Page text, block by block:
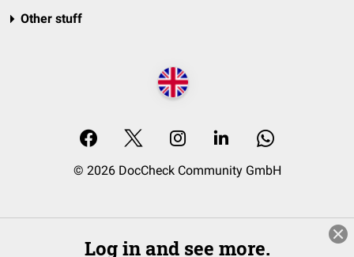
Other stuff
© 2026 DocCheck Community GmbH
Log in and see more.